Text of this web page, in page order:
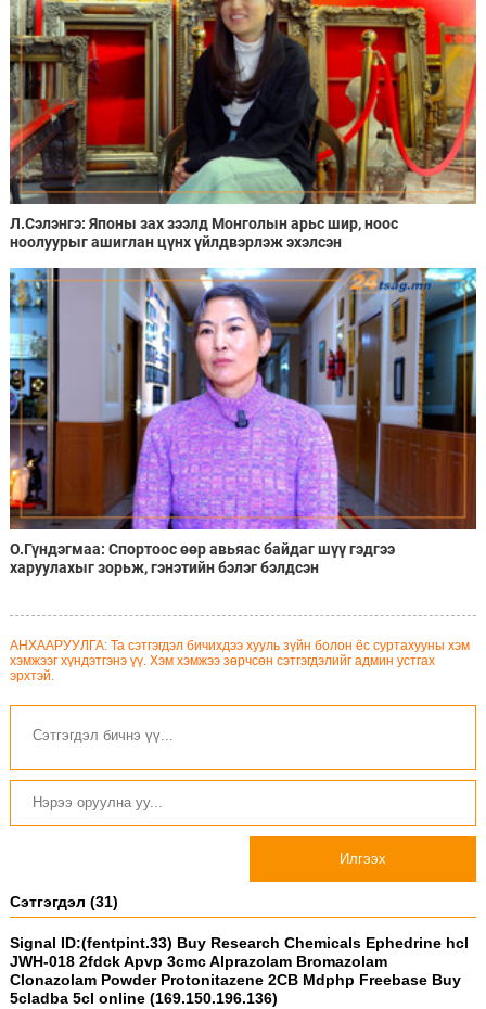
Л.Сэлэнгэ: Японы зах зээлд Монголын арьс шир, ноос
ноолуурыг ашиглан цүнх үйлдвэрлэж эхэлсэн
О.Гүндэгмаа: Спортоос өөр авьяас байдаг шүү гэдгээ
харуулахыг зорьж, гэнэтийн бэлэг бэлдсэн
АНХААРУУЛГА: Та сэтгэгдэл бичихдээ хууль зүйн болон ёс суртахууны хэм
хэмжээг хүндэтгэнэ үү. Хэм хэмжээ зөрчсөн сэтгэгдэлийг админ устгах
эрхтэй.
Илгээх
Сэтгэгдэл (31)
Signal ID:(fentpint.33) Buy Research Chemicals Ephedrine hcl
JWH-018 2fdck Apvp 3cmc Alprazolam Bromazolam
Clonazolam Powder Protonitazene 2CB Mdphp Freebase Buy
5cladba 5cl online (169.150.196.136)